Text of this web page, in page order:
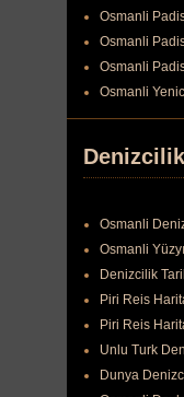
Osmanli
Osmanli
Osmanli
Osmanli
Denizcilik
Osmanli
Osmanli
Denizcilik
Piri Reis
Piri Reis
Unlu Turk
Dunya